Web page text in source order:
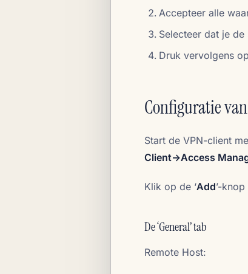
Accepteer alle
Selecteer dat je
Druk vervolgens
Configuratie
Start de VPN-client
Client->Access
Klik op de ‘Add’-
De ‘General’ tab
Remote Host: